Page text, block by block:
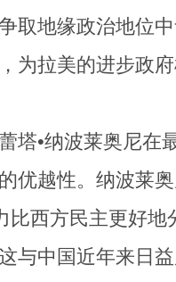
取地缘政治地位
为拉美的进步政
•纳波莱奥尼在
优越性。纳波莱
比西方民主更好
与中国近年来日